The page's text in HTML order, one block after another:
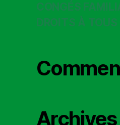
CONGÉS
DROITS À TOUS
Archives